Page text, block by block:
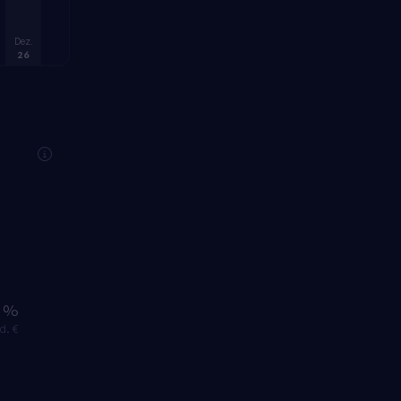
Dez.
26
%
€